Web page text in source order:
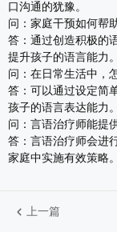
口沟通的犹豫。
问：家庭干预如何帮
答：通过创造积极的
提升孩子的语言能力。
问：在日常生活中，
答：可以通过设定简
孩子的语言表达能力。
问：言语治疗师能提
答：言语治疗师会进
家庭中实施有效策略。
上一篇